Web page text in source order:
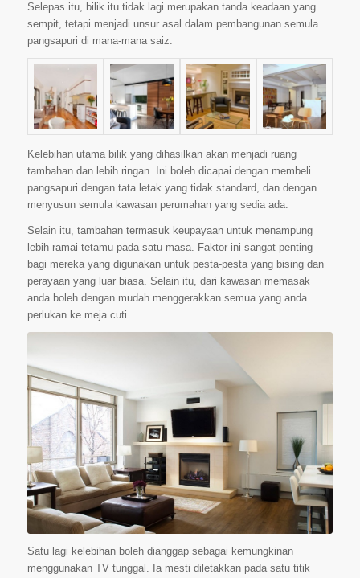
Selepas itu, bilik itu tidak lagi merupakan tanda keadaan yang
sempit, tetapi menjadi unsur asal dalam pembangunan semula
pangsapuri di mana-mana saiz.
Kelebihan utama bilik yang dihasilkan akan menjadi ruang
tambahan dan lebih ringan. Ini boleh dicapai dengan membeli
pangsapuri dengan tata letak yang tidak standard, dan dengan
menyusun semula kawasan perumahan yang sedia ada.
Selain itu, tambahan termasuk keupayaan untuk menampung
lebih ramai tetamu pada satu masa. Faktor ini sangat penting
bagi mereka yang digunakan untuk pesta-pesta yang bising dan
perayaan yang luar biasa. Selain itu, dari kawasan memasak
anda boleh dengan mudah menggerakkan semua yang anda
perlukan ke meja cuti.
Satu lagi kelebihan boleh dianggap sebagai kemungkinan
menggunakan TV tunggal. Ia mesti diletakkan pada satu titik